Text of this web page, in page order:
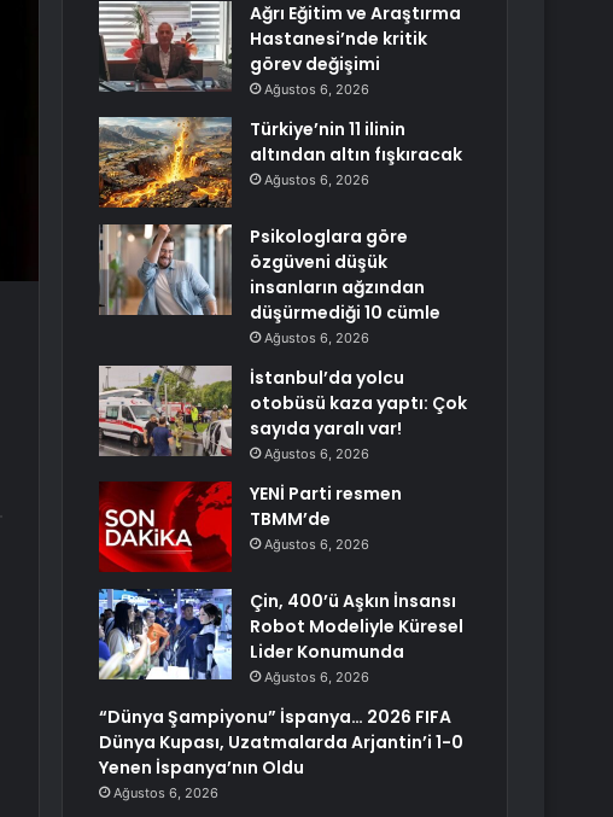
Ağrı Eğitim ve Araştırma
Hastanesi’nde kritik
görev değişimi
Ağustos 6, 2026
Türkiye’nin 11 ilinin
altından altın fışkıracak
Ağustos 6, 2026
Psikologlara göre
özgüveni düşük
insanların ağzından
düşürmediği 10 cümle
Ağustos 6, 2026
İstanbul’da yolcu
otobüsü kaza yaptı: Çok
sayıda yaralı var!
Ağustos 6, 2026
YENİ Parti resmen
TBMM’de
Ağustos 6, 2026
Çin, 400’ü Aşkın İnsansı
Robot Modeliyle Küresel
Lider Konumunda
Ağustos 6, 2026
“Dünya Şampiyonu” İspanya… 2026 FIFA
Dünya Kupası, Uzatmalarda Arjantin’i 1-0
Yenen İspanya’nın Oldu
Ağustos 6, 2026